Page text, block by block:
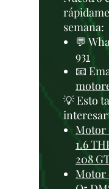
semana:
💬
931
📧
💡 Esto
Motor
1.6
208
Motor